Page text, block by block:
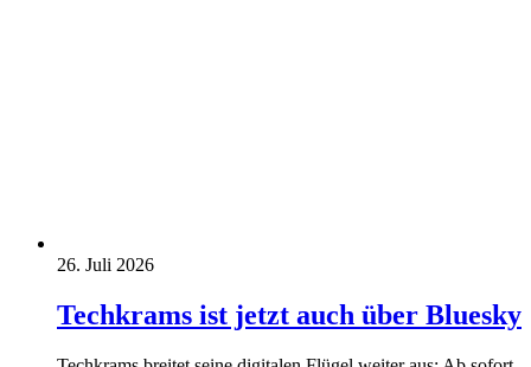
26. Juli 2026
Techkrams ist jetzt auch über Bluesky